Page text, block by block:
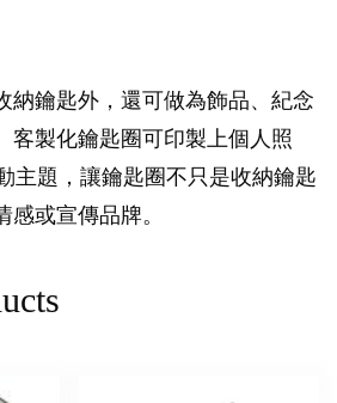
納鑰匙外，還可做為飾品、紀念
客製化鑰匙圈可印製上個人照
主題，讓鑰匙圈不只是收納鑰匙
或宣傳品牌。